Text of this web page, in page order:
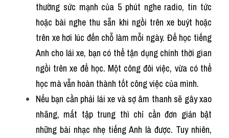
thường sức mạnh của 5 phút nghe radio, tin tức
hoặc bài nghe thu sẵn khi ngồi trên xe buýt hoặc
trên xe hơi lúc đến chỗ làm mỗi ngày. Để học tiếng
Anh cho lái xe, bạn có thể tận dụng chính thời gian
ngồi trên xe để học. Một công đôi việc, vừa có thể
học mà vẫn hoàn thành tốt công việc của mình.
Nếu bạn cần phải lái xe và sợ âm thanh sẽ gây xao
nhãng, mất tập trung thì chỉ cần đơn giản bật
những bài nhạc nhẹ tiếng Anh là được. Tuy nhiên,